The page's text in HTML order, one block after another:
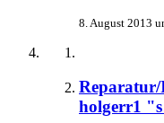
8. August 2013
Reparatur/
holgerr1 "s